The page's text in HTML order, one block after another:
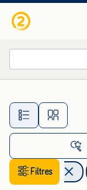
Filtres
Livres